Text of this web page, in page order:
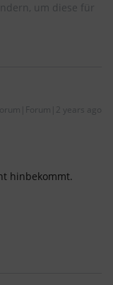
um diese für
years ago
hinbekommt.